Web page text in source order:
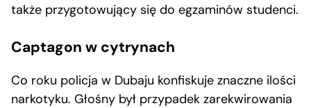
także przygotowujący się do egzaminów studenci.
Captagon w cytrynach
Co roku policja w Dubaju konfiskuje znaczne ilości
narkotyku. Głośny był przypadek zarekwirowania